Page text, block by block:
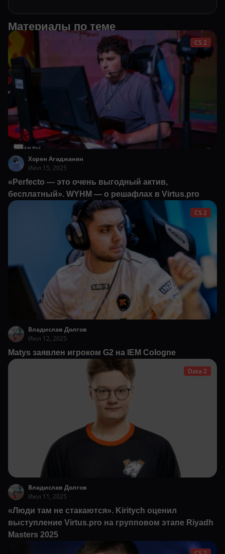
Материалы по теме
CS 2
Хорен Агаджанян
Июл 15, 2025
«Perfecto — это очень выгодный актив,
бесплатный». WYHM — о решафлах в Virtus.pro
CS 2
Владислав Долгов
Июл 12, 2025
Matys заявлен игроком G2 на IEM Cologne
Dota 2
Владислав Долгов
Июл 11, 2025
«Люди там не стакаются». Kiritych оценил
выступление Virtus.pro на групповом этапе Riyadh
Masters 2025